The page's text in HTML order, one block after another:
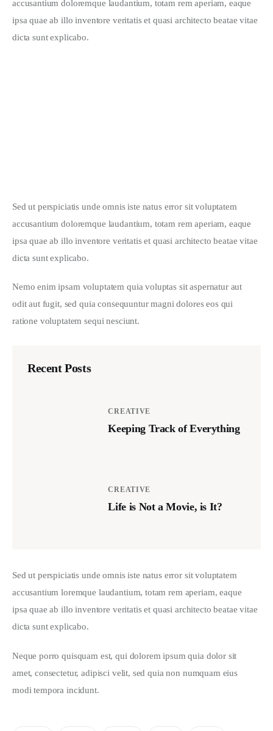
accusantium doloremque laudantium, totam rem aperiam, eaque
ipsa quae ab illo inventore veritatis et quasi architecto beatae vitae
dicta sunt explicabo.
Sed ut perspiciatis unde omnis iste natus error sit voluptatem
accusantium doloremque laudantium, totam rem aperiam, eaque
ipsa quae ab illo inventore veritatis et quasi architecto beatae vitae
dicta sunt explicabo.
Nemo enim ipsam voluptatem quia voluptas sit aspernatur aut
odit aut fugit, sed quia consequuntur magni dolores eos qui
ratione voluptatem sequi nesciunt.
Recent Posts
CREATIVE
Keeping Track of Everything
CREATIVE
Life is Not a Movie, is It?
Sed ut perspiciatis unde omnis iste natus error sit voluptatem
accusantium loremque laudantium, totam rem aperiam, eaque
ipsa quae ab illo inventore veritatis et quasi architecto beatae vitae
dicta sunt explicabo.
Neque porro quisquam est, qui dolorem ipsum quia dolor sit
amet, consectetur, adipisci velit, sed quia non numquam eius
modi tempora incidunt.